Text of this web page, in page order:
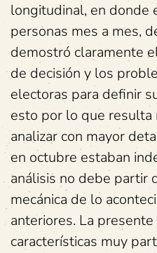
longitudinal, en donde
personas mes a mes,
demostró claramente
de decisión y los
electoras para definir
esto por lo que
analizar con mayor
en octubre estaban
análisis no debe partir
mecánica de lo
anteriores. La
características muy